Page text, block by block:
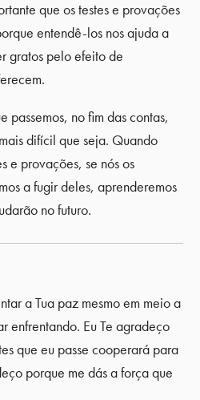
que os testes e provações
entendê-los nos ajuda a
gratos pelo efeito de
passemos, no fim das contas,
difícil que seja. Quando
e provações, se nós os
a fugir deles, aprenderemos
no futuro.
a Tua paz mesmo em meio a
enfrentando. Eu Te agradeço
que eu passe cooperará para
porque me dás a força que